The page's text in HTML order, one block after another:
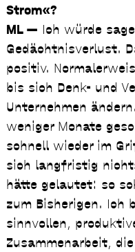
Strom«?
ML — Ich würde
Gedächtnisverlust.
positiv.
bis sich Denk- und
Unternehmen
weniger Monate
schnell wieder im
sich langfristig
hätte gelautet: so
zum Bisherigen. Ich
sinnvollen,
Zusammenarbeit,